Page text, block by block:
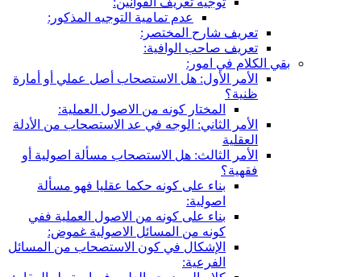
عدم تمامية التوجيه المذكور:
تعريف شارح المختصر:
تعريف صاحب الوافية:
بقي الكلام في امور:
الأمر الأول: هل الاستصحاب أصل عملي أو أمارة
ظنية؟
المختار كونه من الاصول العملية:
الأمر الثاني: الوجه في عد الاستصحاب من الأدلة
العقلية
الأمر الثالث: هل الاستصحاب مسألة اصولية أو
فقهية؟
بناء على كونه حكما عقليا فهو مسألة
اصولية:
بناء على كونه من الاصول العملية ففي
كونه من المسائل الاصولية غموض:
الإشكال في كون الاستصحاب من المسائل
الفرعية: